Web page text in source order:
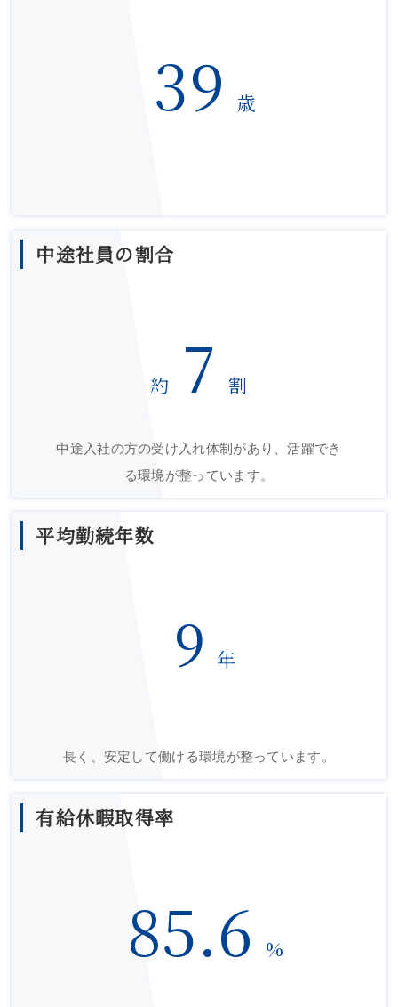
39 歳
中途社員の割合
約 7 割
中途入社の方の受け入れ体制があり、活躍でき
る環境が整っています。
平均勤続年数
9 年
長く、安定して働ける環境が整っています。
有給休暇取得率
85.6 %